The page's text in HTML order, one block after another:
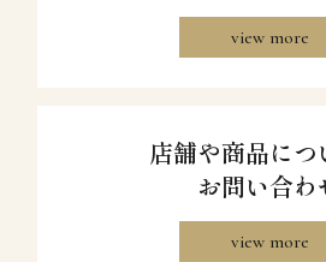
view more
店舗や商品につ
お問い合わ
view more